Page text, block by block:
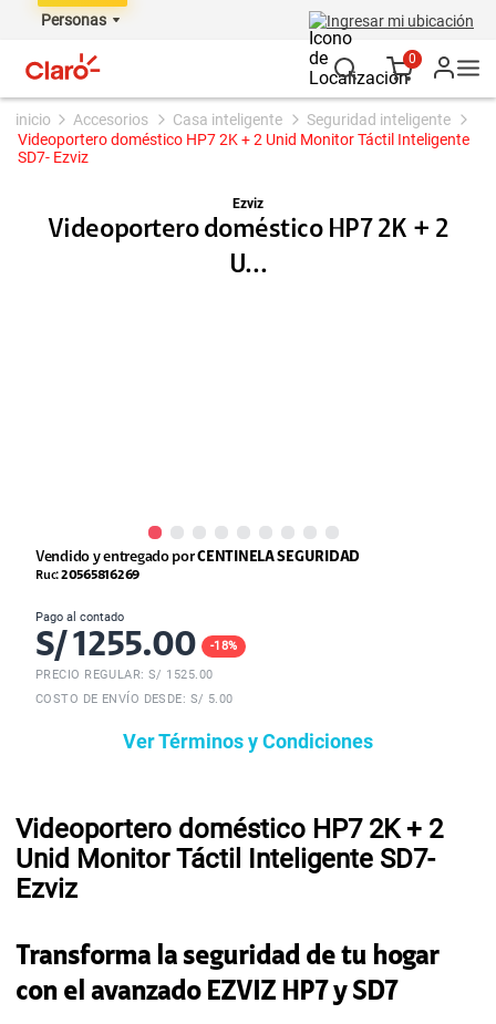
Personas Ingresar mi ubicación
0
accesorios casa inteligente
seguridad inteligente
Videoportero doméstico HP7 2K + 2 Unid Monitor Táctil Inteligente
SD7- Ezviz
Ezviz
Videoportero doméstico HP7 2K + 2
U...
Vendido y entregado porCENTINELA SEGURIDAD
Ruc:20565816269
Pago al contado
S/1255.00 -18%
PRECIO REGULAR: S/ 1525.00
COSTO DE ENVÍO DESDE: S/ 5.00
Ver Términos y Condiciones
Videoportero doméstico HP7 2K + 2
Unid Monitor Táctil Inteligente SD7-
Ezviz
Transforma la seguridad de tu hogar
con el avanzado EZVIZ HP7 y SD7